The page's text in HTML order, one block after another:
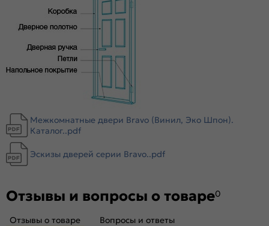
Magic Fog — белое сатинированное. Дешевое стекло с
пескоструйной обработкой не используем.
Межкомнатные двери Bravo (Винил, Эко Шпон).
Каталог..pdf
Эскизы дверей серии Bravo..pdf
Отзывы и вопросы о товаре0
Отзывы о товаре Вопросы и ответы